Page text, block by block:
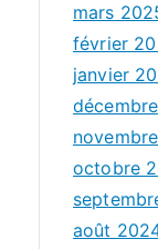
mars
février
janvier
octobre
août